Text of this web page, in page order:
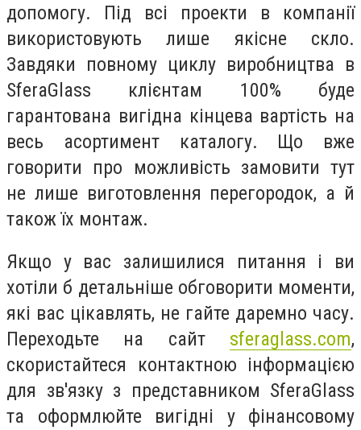
допомогу. Під всі проекти в компанії
використовують лише якісне скло.
Завдяки повному циклу виробництва в
SferaGlass клієнтам 100% буде
гарантована вигідна кінцева вартість на
весь асортимент каталогу. Що вже
говорити про можливість замовити тут
не лише виготовлення перегородок, а й
також їх монтаж.
Якщо у вас залишилися питання і ви
хотіли б детальніше обговорити моменти,
які вас цікавлять, не гайте даремно часу.
Переходьте на сайт sferaglass.com,
скористайтеся контактною інформацією
для зв'язку з представником SferaGlass
та оформлюйте вигідні у фінансовому